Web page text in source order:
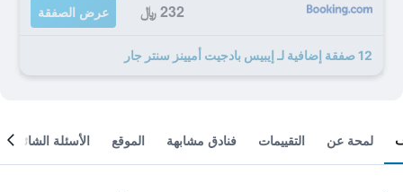
232 ﷼ عرض الصفقة
12 صفقة إضافية لـ إيبيس بادجيت أميينز سنتر جار
لمحة عن التقييمات فنادق مشابهة الموقع الأسئلة الشائعة